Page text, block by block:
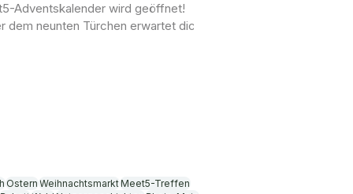
Adventskalender wird geöffnet!
dem neunten Türchen erwartet dich
Ostern WeihnachtsmarktMeet5-Treffen